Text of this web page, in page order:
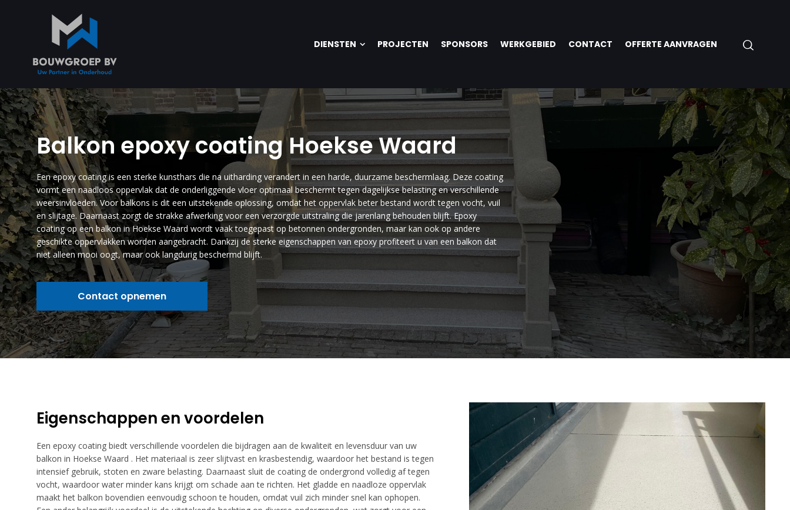
DIENSTEN PROJECTEN SPONSORS WERKGEBIED CONTACT OFFERTE AANVRAGEN
Balkon epoxy coating Hoekse Waard
Een epoxy coating is een sterke kunsthars die na uitharding verandert in een harde, duurzame beschermlaag. Deze coating
vormt een naadloos oppervlak dat de onderliggende vloer optimaal beschermt tegen dagelijkse belasting en verschillende
weersinvloeden. Voor balkons is dit een uitstekende oplossing, omdat het oppervlak beter bestand wordt tegen vocht, vuil
en slijtage. Daarnaast zorgt de strakke afwerking voor een verzorgde uitstraling die jarenlang behouden blijft. Epoxy
coating op een balkon in Hoekse Waard wordt vaak toegepast op betonnen ondergronden, maar kan ook op andere
geschikte oppervlakken worden aangebracht. Dankzij de sterke eigenschappen van epoxy profiteert u van een balkon dat
niet alleen mooi oogt, maar ook langdurig beschermd blijft.
Contact opnemen
Eigenschappen en voordelen
Een epoxy coating biedt verschillende voordelen die bijdragen aan de kwaliteit en levensduur van uw
balkon in Hoekse Waard . Het materiaal is zeer slijtvast en krasbestendig, waardoor het bestand is tegen
intensief gebruik, stoten en zware belasting. Daarnaast sluit de coating de ondergrond volledig af tegen
vocht, waardoor water minder kans krijgt om schade aan te richten. Het gladde en naadloze oppervlak
maakt het balkon bovendien eenvoudig schoon te houden, omdat vuil zich minder snel kan ophopen.